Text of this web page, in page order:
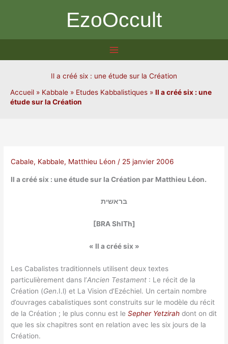
EzoOccult
Il a créé six : une étude sur la Création
Accueil » Kabbale » Etudes Kabbalistiques » Il a créé six : une
étude sur la Création
Cabale, Kabbale, Matthieu Léon / 25 janvier 2006
Il a créé six : une étude sur la Création par Matthieu Léon.
בּראשית
[BRA ShITh]
« Il a créé six »
Les Cabalistes traditionnels utilisent deux textes
particulièrement dans l’Ancien Testament : Le récit de la
Création (Gen.I.l) et La Vision d’Ezéchiel. Un certain nombre
d’ouvrages cabalistiques sont construits sur le modèle du récit
de la Création ; le plus connu est leSepher Yetzirah dont on dit
que les six chapitres sont en relation avec les six jours de la
Création.